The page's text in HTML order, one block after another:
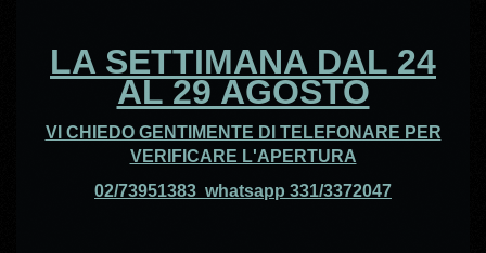
LA SETTIMANA DAL 24
AL 29 AGOSTO
VI CHIEDO GENTIMENTE DI TELEFONARE PER
VERIFICARE L'APERTURA
02/73951383 whatsapp 331/3372047